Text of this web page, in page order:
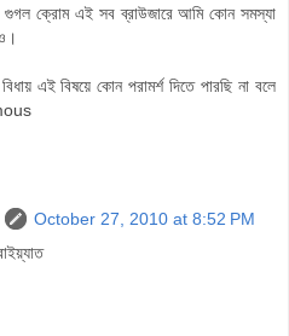
গুগল ক্রোম এই সব ব্রাউজারে আমি কোন সমস্যা
এই বিষয়ে কোন পরামর্শ দিতে পারছি না বলে
October 27, 2010 at 8:52 PM